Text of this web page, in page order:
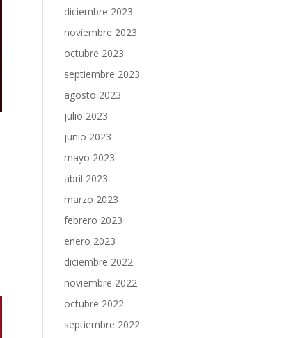
diciembre 2023
noviembre 2023
octubre 2023
septiembre 2023
agosto 2023
julio 2023
junio 2023
mayo 2023
abril 2023
marzo 2023
febrero 2023
enero 2023
diciembre 2022
noviembre 2022
octubre 2022
septiembre 2022